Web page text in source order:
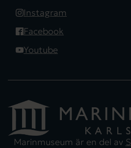
Instagram
Facebook
Youtube
Marinmuseum är en del av